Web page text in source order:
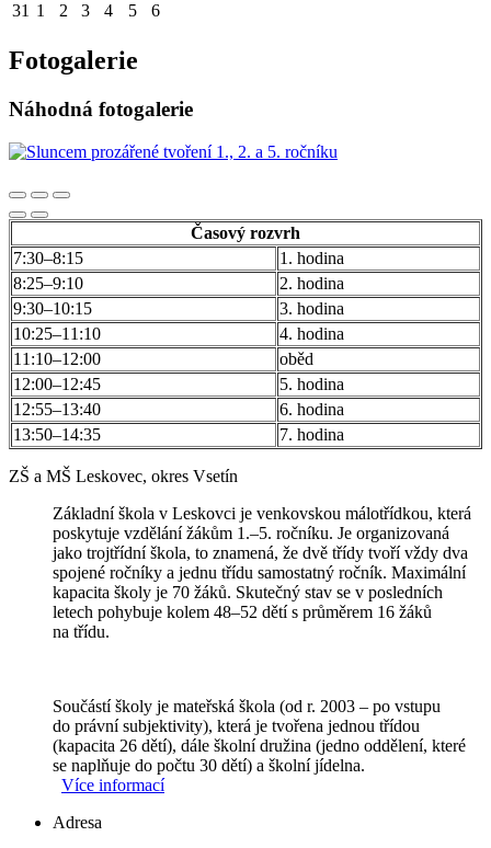
31 1 2 3 4 5 6
Fotogalerie
Náhodná fotogalerie
Časový rozvrh
7:30–8:15
1. hodina
8:25–9:10
2. hodina
9:30–10:15
3. hodina
10:25–11:10
4. hodina
11:10–12:00
oběd
12:00–12:45
5. hodina
12:55–13:40
6. hodina
13:50–14:35
7. hodina
ZŠ a MŠ Leskovec, okres Vsetín
Základní škola v Leskovci je venkovskou málotřídkou, která
poskytuje vzdělání žákům 1.–5. ročníku. Je organizovaná
jako trojtřídní škola, to znamená, že dvě třídy tvoří vždy dva
spojené ročníky a jednu třídu samostatný ročník. Maximální
kapacita školy je 70 žáků. Skutečný stav se v posledních
letech pohybuje kolem 48–52 dětí s průměrem 16 žáků
na třídu.
Součástí školy je mateřská škola (od r. 2003 – po vstupu
do právní subjektivity), která je tvořena jednou třídou
(kapacita 26 dětí), dále školní družina (jedno oddělení, které
se naplňuje do počtu 30 dětí) a školní jídelna.
Více informací
Adresa